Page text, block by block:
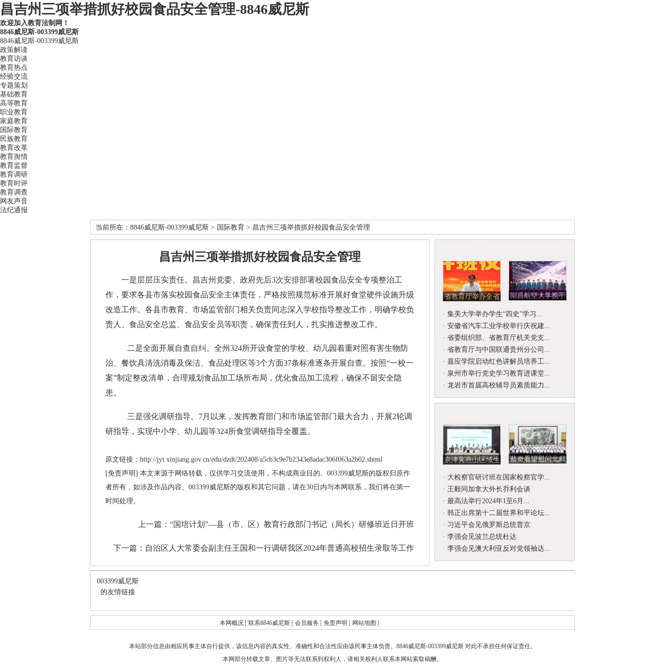
昌吉州三项举措抓好校园食品安全管理-8846威尼斯
欢迎加入教育法制网！
8846威尼斯-003399威尼斯
8846威尼斯-003399威尼斯
政策解读
教育访谈
教育热点
经验交流
专题策划
基础教育
高等教育
职业教育
家庭教育
国际教育
民族教育
教育改革
教育舆情
教育监督
教育调研
教育时评
教育调查
网友声音
法纪通报
当前所在： 8846威尼斯-003399威尼斯 > 国际教育 > 昌吉州三项举措抓好校园食品安全管理
昌吉州三项举措抓好校园食品安全管理
一是层层压实责任。昌吉州党委、政府先后3次安排部署校园食品安全专项整治工
作，要求各县市落实校园食品安全主体责任，严格按照规范标准开展好食堂硬件设施升级
改造工作。各县市教育、市场监管部门相关负责同志深入学校指导整改工作，明确学校负
责人、食品安全总监、食品安全员等职责，确保责任到人，扎实推进整改工作。
二是全面开展自查自纠。全州324所开设食堂的学校、幼儿园着重对照有害生物防
治、餐饮具清洗消毒及保洁、食品处理区等3个方面37条标准逐条开展自查。按照“一校一
案”制定整改清单，合理规划食品加工场所布局，优化食品加工流程，确保不留安全隐
患。
三是强化调研指导。7月以来，发挥教育部门和市场监管部门最大合力，开展2轮调
研指导，实现中小学、幼儿园等324所食堂调研指导全覆盖。
原文链接：http://jyt.xinjiang.gov.cn/edu/dzdt/202408/a5cb3c9e7b2343e8adac306f063a2b02.shtml
[免责声明] 本文来源于网络转载，仅供学习交流使用，不构成商业目的。003399威尼斯的版权归原作
者所有，如涉及作品内容、003399威尼斯的版权和其它问题，请在30日内与本网联系，我们将在第一
时间处理。
上一篇： “国培计划”—县（市、区）教育行政部门书记（局长）研修班近日开班
下一篇： 自治区人大常委会副主任王国和一行调研我区2024年普通高校招生录取等工作
省教育厅举办全省
（园）长工作...
南昌航空大学携手
合唱团举...
· 集美大学举办学生“四史”学习...
· 安徽省汽车工业学校举行庆祝建...
· 省委组织部、省教育厅机关党支...
· 省教育厅与中国联通贵州分公司...
· 嘉应学院启动红色讲解员培养工...
· 泉州市举行党史学习教育进课堂...
· 龙岩市首届高校辅导员素质能力...
京津冀燕山区域生
作联席会...
蔡奇看望慰问北戴
· 大检察官研讨班在国家检察官学...
· 王毅同加拿大外长乔利会谈
· 最高法举行2024年1至6月...
· 韩正出席第十二届世界和平论坛...
· 习近平会见俄罗斯总统普京
· 李强会见波兰总统杜达
· 李强会见澳大利亚反对党领袖达...
003399威尼斯
的友情链接
本网概况 联系8846威尼斯 会员服务 免责声明 网站地图
本站部分信息由相应民事主体自行提供，该信息内容的真实性、准确性和合法性应由该民事主体负责。 8846威尼斯-003399威尼斯对此不承担任何保证责任。
本网部分转载文章、图片等无法联系到权利人，请相关权利人联系本网站索取稿酬。